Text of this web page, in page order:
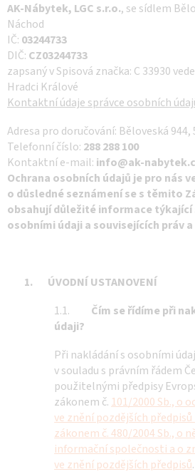
AK-Nábytek, LGC s.r.o., se sídlem
Náchod
IČ: 03244733
DIČ: CZ03244733
zapsaný v Spisová značka: C 33930
Hradci Králové
Kontaktní údaje správce osobních
Adresa pro doručování: Běloveská 944,
Telefonní číslo: 288 288 100
Kontaktní e-mail: info@ak-
Ochrana osobních údajů je pro nás
o důsledné seznámení se s těmito
obsahují důležité informace týkající
osobními údaji a souvisejících práv
1. ÚVODNÍ USTANOVENÍ
1.1. Čím se řídíme při
údaji?
Při nakládání s osobními
v souladu s právním řádem
použitelnými předpisy
zákonem č. 101/2000 Sb., o
ve znění pozdějších předpisů
zákonem č. 480/2004 Sb., o
informační společnosti a o
ve znění pozdějších předpisů.